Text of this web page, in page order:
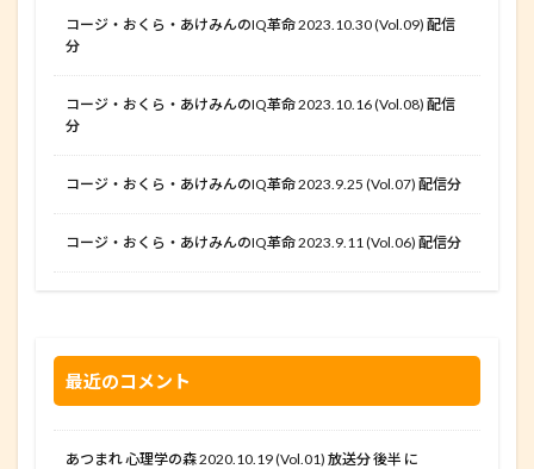
コージ・おくら・あけみんのIQ革命 2023.10.30 (Vol.09) 配信
分
コージ・おくら・あけみんのIQ革命 2023.10.16 (Vol.08) 配信
分
コージ・おくら・あけみんのIQ革命 2023.9.25 (Vol.07) 配信分
コージ・おくら・あけみんのIQ革命 2023.9.11 (Vol.06) 配信分
最近のコメント
あつまれ 心理学の森 2020.10.19 (Vol.01) 放送分 後半 に